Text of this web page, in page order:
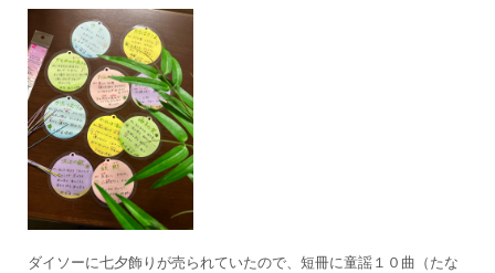
ダイソーに七夕飾りが売られていたので、短冊に童謡１０曲（たな